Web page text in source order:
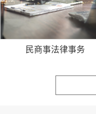
民商事法律事务